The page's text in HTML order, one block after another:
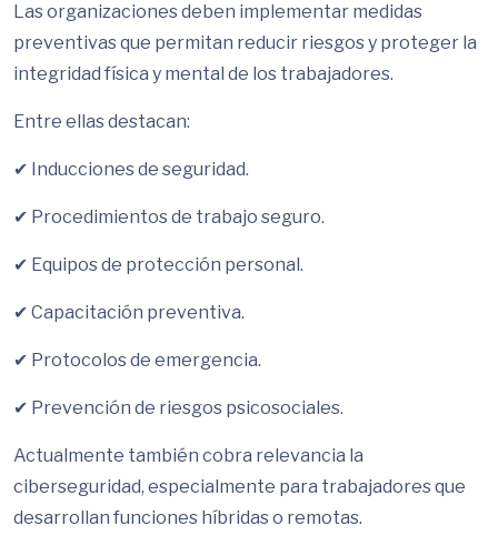
Las organizaciones deben implementar medidas
preventivas que permitan reducir riesgos y proteger la
integridad física y mental de los trabajadores.
Entre ellas destacan:
✔ Inducciones de seguridad.
✔ Procedimientos de trabajo seguro.
✔ Equipos de protección personal.
✔ Capacitación preventiva.
✔ Protocolos de emergencia.
✔ Prevención de riesgos psicosociales.
Actualmente también cobra relevancia la
ciberseguridad, especialmente para trabajadores que
desarrollan funciones híbridas o remotas.